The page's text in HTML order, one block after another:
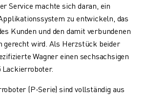
Service machte sich daran, ein
zu entwickeln, das
Kunden und den damit verbundenen
gerecht wird. Als Herzstück beider
Wagner einen sechsachsigen
Lackierroboter.
(P-Serie) sind vollständig aus